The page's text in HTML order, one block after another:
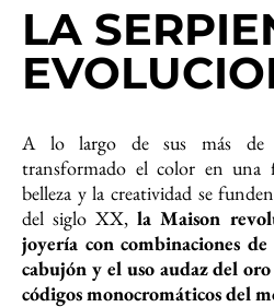
LA
A lo largo de sus más
transformado el color en una
belleza y la creatividad se
del siglo XX, la Maison
joyería con combinaciones
cabujón y el uso audaz del
códigos monocromáticos del